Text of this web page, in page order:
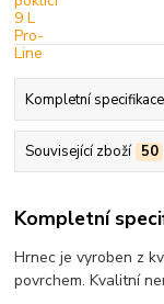
Kompletní specifikace
Související zboží 50
Kompletní
Hrnec je vyroben z
povrchem. Kvalitní